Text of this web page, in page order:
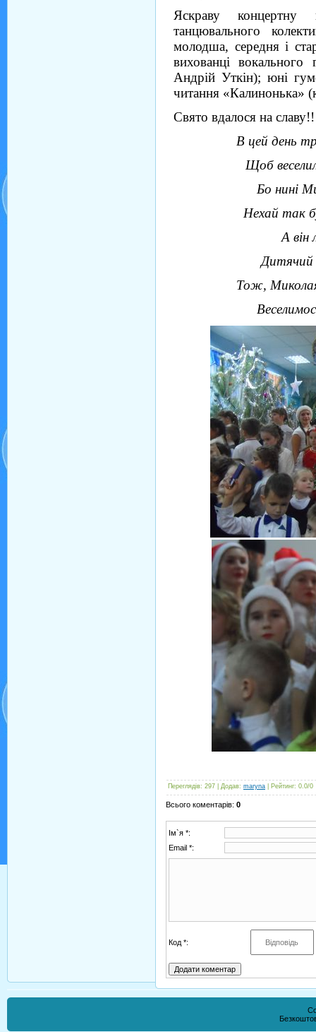
Яскраву концертну
танцювального
молодша, середня і
вихованці
Андрій Уткін); юні
читання «Калинонька»
Свято вдалося на
В цей день
Щоб
Бо нині
Нехай так
А він
Дитячий
Тож,
Переглядів: 297 Додав: maryna Рейтинг: 0.0/0
Всього коментарів: 0
Ім`я *:
Email *:
Код *: